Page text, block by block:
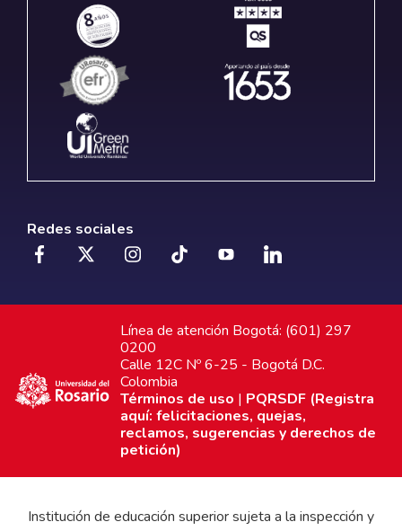
Redes sociales
Línea de atención Bogotá: (601) 297
0200
Calle 12C Nº 6-25 - Bogotá D.C.
Colombia
Términos de uso | PQRSDF (Registra
aquí: felicitaciones, quejas,
reclamos, sugerencias y derechos de
petición)
Institución de educación superior sujeta a la inspección y